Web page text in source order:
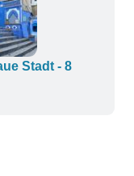
Die
der Gefühle -
das in
gut (in den
Stadt - 8